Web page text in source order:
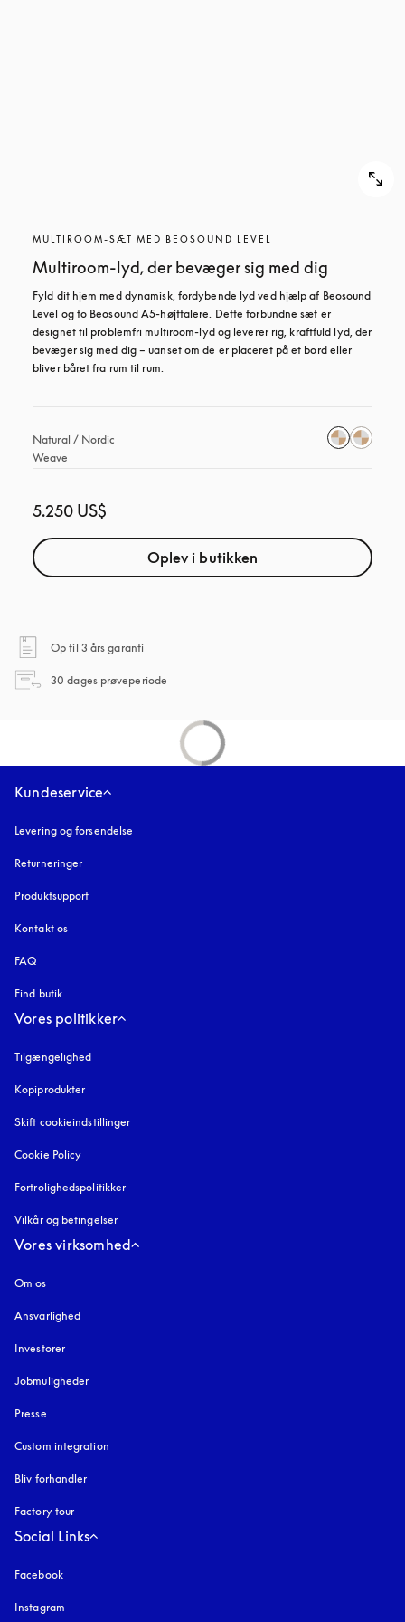
MULTIROOM-SÆT MED BEOSOUND LEVEL
Multiroom-lyd, der bevæger sig med dig
Fyld dit hjem med dynamisk, fordybende lyd ved hjælp af Beosound
Level og to Beosound A5-højttalere. Dette forbundne sæt er
designet til problemfri multiroom-lyd og leverer rig, kraftfuld lyd, der
bevæger sig med dig – uanset om de er placeret på et bord eller
bliver båret fra rum til rum.
Natural / Nordic
Weave
5.250 US$
Oplev i butikken
Op til 3 års garanti
30 dages prøveperiode
Kundeservice
Levering og forsendelse
Returneringer
Produktsupport
Kontakt os
FAQ
Find butik
Vores politikker
Tilgængelighed
Kopiprodukter
Skift cookieindstillinger
Cookie Policy
Fortrolighedspolitikker
Vilkår og betingelser
Vores virksomhed
Om os
Ansvarlighed
Investorer
Jobmuligheder
Presse
Custom integration
Bliv forhandler
Factory tour
Social Links
Facebook
Instagram